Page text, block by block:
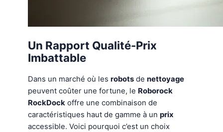
Un Rapport Qualité-Prix
Imbattable
Dans un marché où les robots de nettoyage
peuvent coûter une fortune, le Roborock
RockDock offre une combinaison de
caractéristiques haut de gamme à un prix
accessible. Voici pourquoi c’est un choix